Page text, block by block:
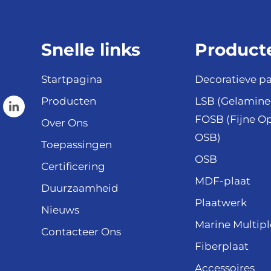
Snelle links
Startpagina
Producten
Over Ons
Toepassingen
Certificering
Duurzaamheid
Nieuws
Contacteer Ons
Decoratieve
LSB
FOSB (Fijne
OSB)
OSB
MDF-plaat
Plaatwerk
Marine
Fiberplaat
Accessoires